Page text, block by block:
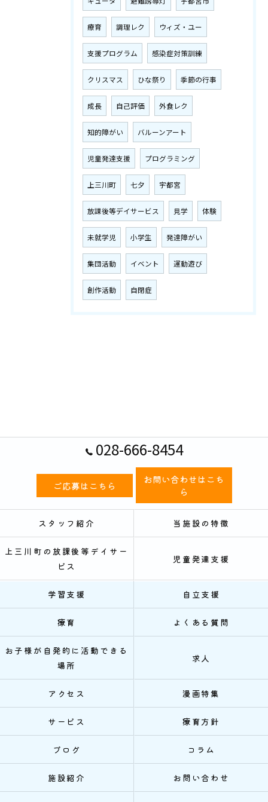
療育 調理レク ウィズ・ユー
支援プログラム 感染症対策訓練
クリスマス ひな祭り 季節の行事
成長 自己評価 外食レク
知的障がい バルーンアート
児童発達支援 プログラミング
上三川町 七夕 宇都宮
放課後等デイサービス 見学 体験
未就学児 小学生 発達障がい
集団活動 イベント 運動遊び
創作活動 自閉症
028-666-8454
ご応募はこちら
お問い合わせはこち
ら
スタッフ紹介 当施設の特徴
上三川町の放課後等デイサー
ビス
児童発達支援
学習支援 自立支援
療育 よくある質問
お子様が自発的に活動できる
場所
求人
アクセス 漫画特集
サービス 療育方針
ブログ コラム
施設紹介 お問い合わせ